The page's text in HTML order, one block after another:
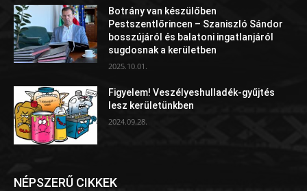
Botrány van készülőben
Pestszentlőrincen – Szaniszló Sándor
bosszújáról és balatoni ingatlanjáról
sugdosnak a kerületben
2025.10.01.
Figyelem! Veszélyeshulladék-gyűjtés
lesz kerületünkben
2024.09.28.
NÉPSZERŰ CIKKEK